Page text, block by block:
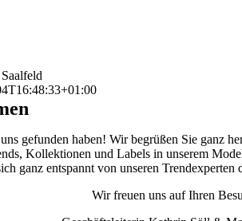
gefunden haben! Wir begrüßen Sie ganz
Kollektionen und Labels in unserem
ganz entspannt von unseren
Wir freuen uns auf Ihren